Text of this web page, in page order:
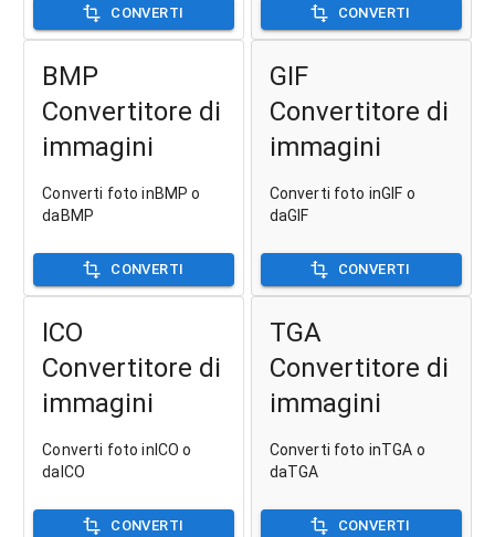
CONVERTI CONVERTI
BMP
Convertitore di
immagini
Converti foto inBMP o
daBMP
CONVERTI
GIF
Convertitore di
immagini
Converti foto inGIF o
daGIF
CONVERTI
ICO
Convertitore di
immagini
Converti foto inICO o
daICO
CONVERTI
TGA
Convertitore di
immagini
Converti foto inTGA o
daTGA
CONVERTI